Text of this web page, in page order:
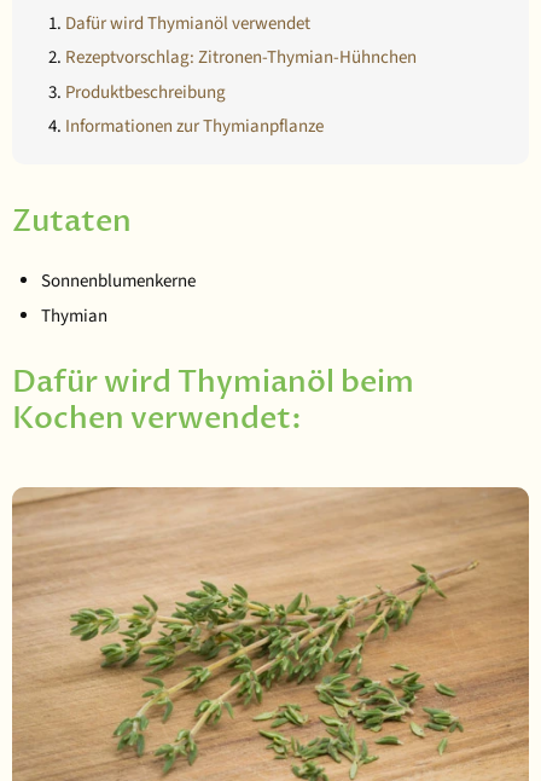
Dafür wird Thymianöl verwendet
Rezeptvorschlag: Zitronen-Thymian-Hühnchen
Produktbeschreibung
Informationen zur Thymianpflanze
Zutaten
Sonnenblumenkerne
Thymian
Dafür wird Thymianöl beim
Kochen verwendet: